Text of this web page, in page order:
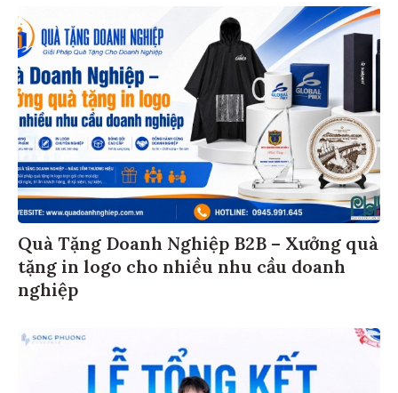
Quà Tặng Doanh Nghiệp B2B – Xưởng quà
tặng in logo cho nhiều nhu cầu doanh
nghiệp